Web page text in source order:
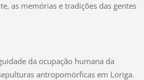
as memórias e tradições das gentes
da ocupação humana da
antropomórficas em Loriga.